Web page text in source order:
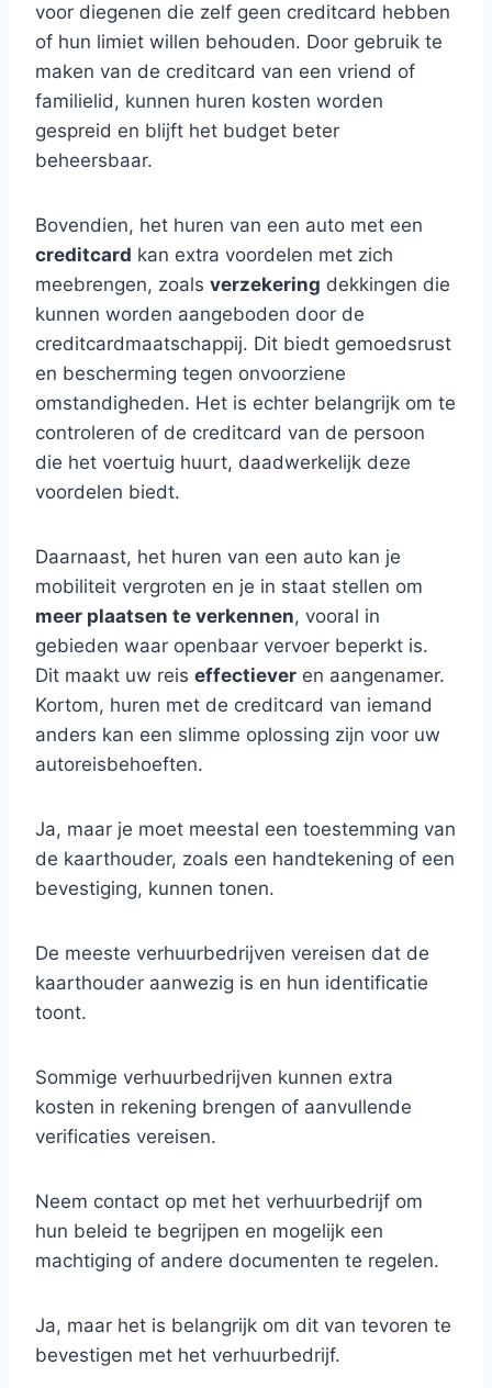
voor diegenen die zelf geen creditcard hebben
of hun limiet willen behouden. Door gebruik te
maken van de creditcard van een vriend of
familielid, kunnen huren kosten worden
gespreid en blijft het budget beter
beheersbaar.
Bovendien, het huren van een auto met een
creditcard kan extra voordelen met zich
meebrengen, zoals verzekering dekkingen die
kunnen worden aangeboden door de
creditcardmaatschappij. Dit biedt gemoedsrust
en bescherming tegen onvoorziene
omstandigheden. Het is echter belangrijk om te
controleren of de creditcard van de persoon
die het voertuig huurt, daadwerkelijk deze
voordelen biedt.
Daarnaast, het huren van een auto kan je
mobiliteit vergroten en je in staat stellen om
meer plaatsen te verkennen, vooral in
gebieden waar openbaar vervoer beperkt is.
Dit maakt uw reis effectiever en aangenamer.
Kortom, huren met de creditcard van iemand
anders kan een slimme oplossing zijn voor uw
autoreisbehoeften.
Ja, maar je moet meestal een toestemming van
de kaarthouder, zoals een handtekening of een
bevestiging, kunnen tonen.
De meeste verhuurbedrijven vereisen dat de
kaarthouder aanwezig is en hun identificatie
toont.
Sommige verhuurbedrijven kunnen extra
kosten in rekening brengen of aanvullende
verificaties vereisen.
Neem contact op met het verhuurbedrijf om
hun beleid te begrijpen en mogelijk een
machtiging of andere documenten te regelen.
Ja, maar het is belangrijk om dit van tevoren te
bevestigen met het verhuurbedrijf.